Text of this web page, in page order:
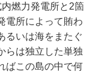
燃力発電所と2箇
電所によって賄わ
るいは海をまたぐ
らは独立した単独
ばこの島の中で何